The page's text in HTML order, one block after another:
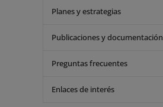
Planes y estrategias
Publicaciones y documentación
Preguntas frecuentes
Enlaces de interés